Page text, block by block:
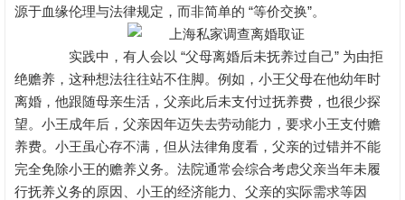
源于血缘伦理与法律规定，而非简单的 “等价交换”。
实践中，有人会以 “父母离婚后未抚养过自己” 为由拒
绝赡养，这种想法往往站不住脚。例如，小王父母在他幼年时
离婚，他跟随母亲生活，父亲此后未支付过抚养费，也很少探
望。小王成年后，父亲因年迈失去劳动能力，要求小王支付赡
养费。小王虽心存不满，但从法律角度看，父亲的过错并不能
完全免除小王的赡养义务。法院通常会综合考虑父亲当年未履
行抚养义务的原因、小王的经济能力、父亲的实际需求等因